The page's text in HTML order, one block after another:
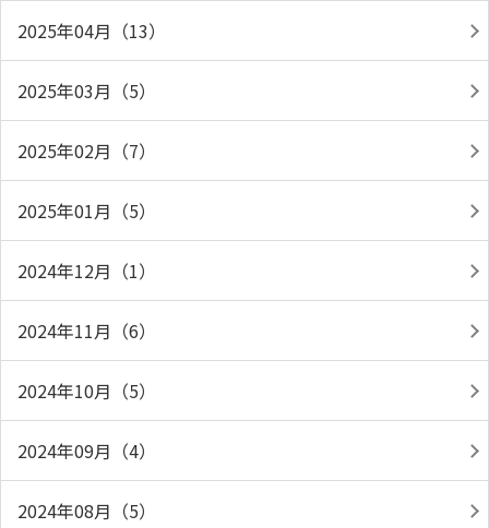
2025年04月（13）
2025年03月（5）
2025年02月（7）
2025年01月（5）
2024年12月（1）
2024年11月（6）
2024年10月（5）
2024年09月（4）
2024年08月（5）